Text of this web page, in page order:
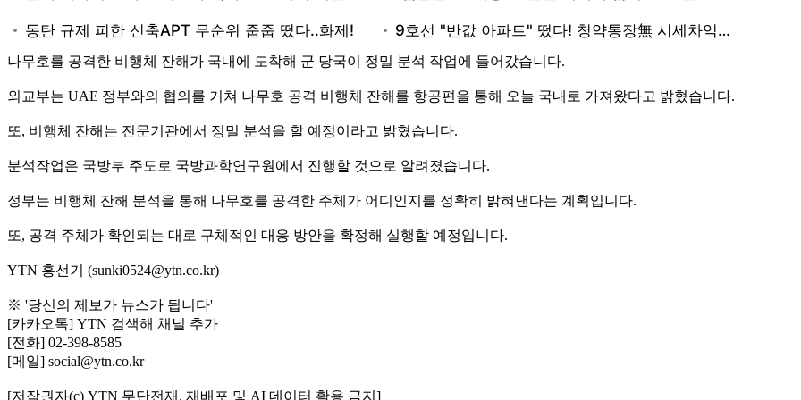
나무호를 공격한 비행체 잔해가 국내에 도착해 군 당국이 정밀 분석 작업에 들어갔습니다.
외교부는 UAE 정부와의 협의를 거쳐 나무호 공격 비행체 잔해를 항공편을 통해 오늘 국내로 가져왔다고 밝혔습니다.
또, 비행체 잔해는 전문기관에서 정밀 분석을 할 예정이라고 밝혔습니다.
분석작업은 국방부 주도로 국방과학연구원에서 진행할 것으로 알려졌습니다.
정부는 비행체 잔해 분석을 통해 나무호를 공격한 주체가 어디인지를 정확히 밝혀낸다는 계획입니다.
또, 공격 주체가 확인되는 대로 구체적인 대응 방안을 확정해 실행할 예정입니다.
YTN 홍선기 (sunki0524@ytn.co.kr)
※ '당신의 제보가 뉴스가 됩니다'
[카카오톡] YTN 검색해 채널 추가
[전화] 02-398-8585
[메일] social@ytn.co.kr
[저작권자(c) YTN 무단전재, 재배포 및 AI 데이터 활용 금지]